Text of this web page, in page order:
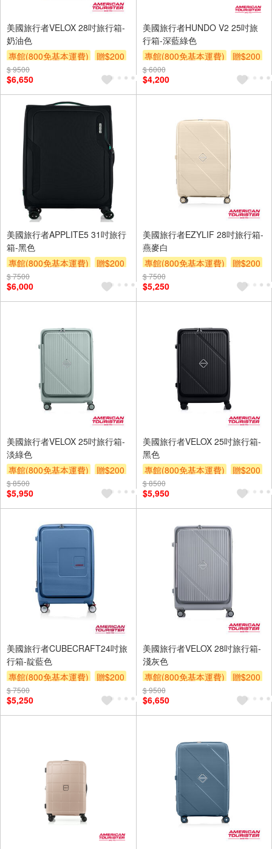
美國旅行者VELOX 28吋旅行箱-
奶油色
專館(800免基本運費)
贈$200
$ 9500
$6,650
美國旅行者HUNDO V2 25吋旅
行箱-深藍綠色
專館(800免基本運費)
贈$200
$ 6000
$4,200
美國旅行者APPLITE5 31吋旅行
箱-黑色
專館(800免基本運費)
贈$200
$ 7500
$6,000
美國旅行者EZYLIF 28吋旅行箱-
燕麥白
專館(800免基本運費)
贈$200
$ 7500
$5,250
美國旅行者VELOX 25吋旅行箱-
淡綠色
專館(800免基本運費)
贈$200
$ 8500
$5,950
美國旅行者VELOX 25吋旅行箱-
黑色
專館(800免基本運費)
贈$200
$ 8500
$5,950
美國旅行者CUBECRAFT24吋旅
行箱-靛藍色
專館(800免基本運費)
贈$200
$ 7500
$5,250
美國旅行者VELOX 28吋旅行箱-
淺灰色
專館(800免基本運費)
贈$200
$ 9500
$6,650